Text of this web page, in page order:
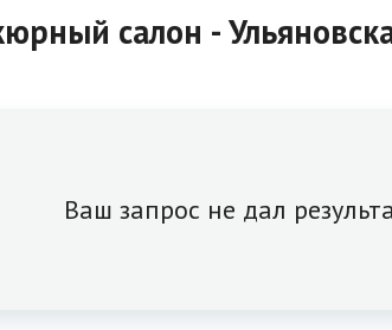
салон -
Ваш запрос не дал